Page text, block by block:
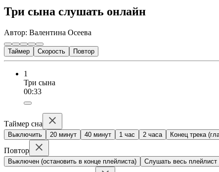
Три сына слушать онлайн
Автор: Валентина Осеева
Таймер Скорость Повтор
1
Три сына
00:33
Таймер сна
Выключить 20 минут 40 минут 1 час 2 часа Конец трека
Повтор
Выключен (остановить в конце плейлиста) Слушать весь плейлист